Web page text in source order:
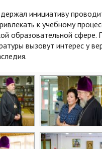
инициативу
к учебному
образовательной
вызовут интерес у